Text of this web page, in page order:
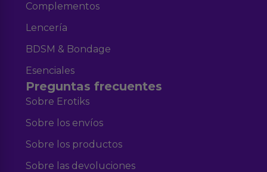
Complementos
Lencería
BDSM & Bondage
Esenciales
Preguntas frecuentes
Sobre Erotiks
Sobre los envíos
Sobre los productos
Sobre las devoluciones